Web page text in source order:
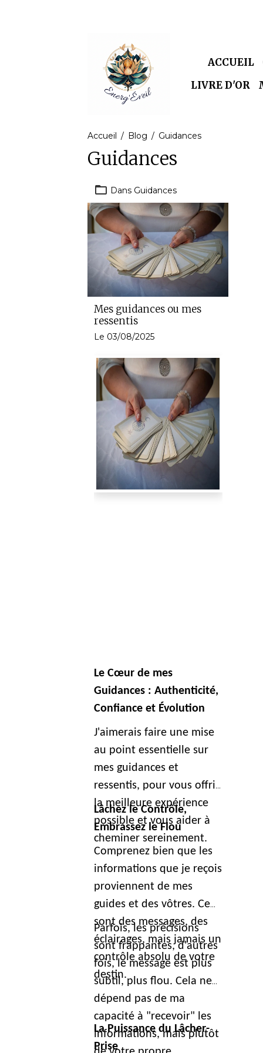
ACCUEIL
LIVRE D'OR
Accueil Blog Guidances
Guidances
Dans Guidances
Mes guidances ou mes
ressentis
Le 03/08/2025
Le Cœur de mes
Guidances : Authenticité,
Confiance et Évolution
J'aimerais faire une mise
au point essentielle sur
mes guidances et
ressentis, pour vous offrir
la meilleure expérience
possible et vous aider à
cheminer sereinement.
Lâchez le Contrôle,
Embrassez le Flou
Comprenez bien que les
informations que je reçois
proviennent de mes
guides et des vôtres. Ce
sont des messages, des
éclairages, mais jamais un
contrôle absolu de votre
destin.
Parfois, les précisions
sont frappantes, d'autres
fois, le message est plus
subtil, plus flou. Cela ne
dépend pas de ma
capacité à "recevoir" les
informations, mais plutôt
La Puissance du Lâcher-
Prise